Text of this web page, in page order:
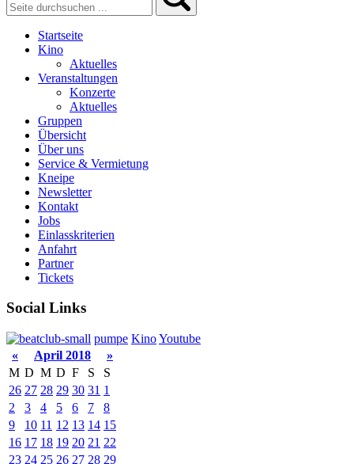
Startseite
Kino
Aktuelles
Veranstaltungen
Konzerte
Aktuelles
Gruppen
Übersicht
Über uns
Service & Vermietung
Kneipe
Newsletter
Kontakt
Jobs
Einlasskriterien
Anfahrt
Partner
Tickets
Social Links
pumpe KinoYoutube
«
April 2018
»
M D M D F S
S
26 27 28 29 30 31 1
2
3 4 5 6 7
8
9
10 11 12 13 14 15
16 17 18 19 20 21 22
23 24 25 26 27 28 29